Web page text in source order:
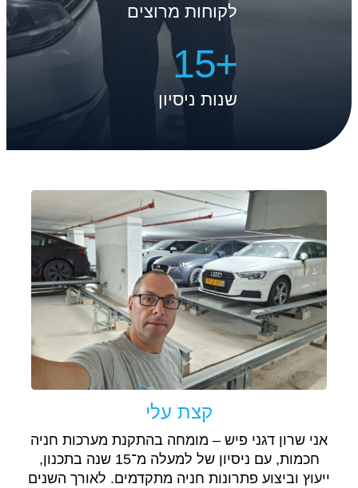
לקוחות מרוצים
שנות ניסיון
+
15
קצת עלי
אני שרון דגני פיש – מומחה בהתקנת מערכות חניה
חכמות, עם ניסיון של למעלה מ־15 שנה בתכנון,
ייעוץ וביצוע פתרונות חניה מתקדמים. לאורך השנים